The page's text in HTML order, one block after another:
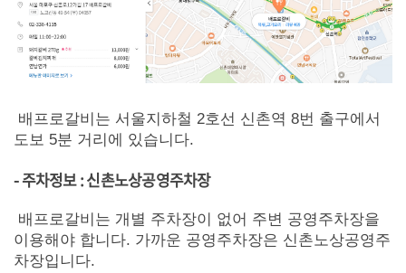
배프로갈비는 서울지하철 2호선 신촌역 8번 출구에서
도보 5분 거리에 있습니다.
- 주차정보 : 신촌노상공영주차장
배프로갈비는 개별 주차장이 없어 주변 공영주차장을
이용해야 합니다. 가까운 공영주차장은 신촌노상공영주
차장입니다.